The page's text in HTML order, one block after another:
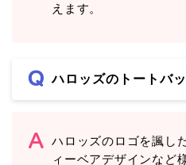
えます。
ハロッズのトートバ
ハロッズのロゴを諷し
ィーベアデザインなど